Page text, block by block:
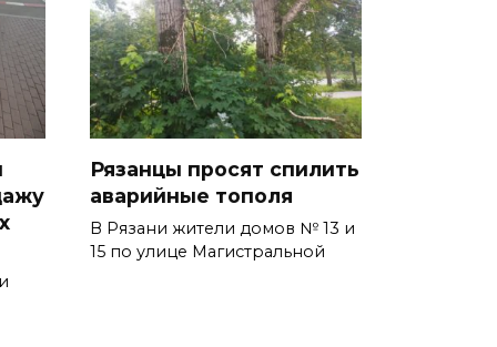
Рязанцы просят спилить
аварийные тополя
В Рязани жители домов № 13 и
15 по улице Магистральной